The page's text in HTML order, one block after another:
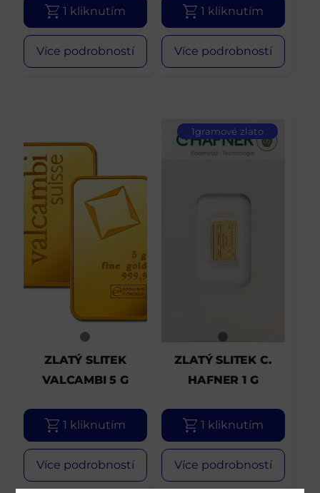
1 kliknutím
Více podrobností
1 kliknutím
Více podrobností
ZLATÝ SLITEK
VALCAMBI 5 G
1 kliknutím
Více podrobností
1gramové zlato
ZLATÝ SLITEK C.
HAFNER 1 G
1 kliknutím
Více podrobností